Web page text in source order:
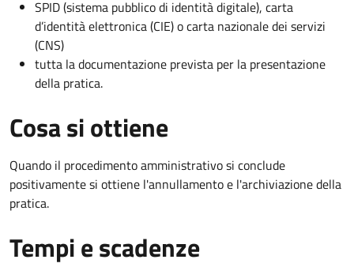
SPID (sistema pubblico di identità digitale), carta
d’identità elettronica (CIE) o carta nazionale dei servizi
(CNS)
tutta la documentazione prevista per la presentazione
della pratica.
Cosa si ottiene
Quando il procedimento amministrativo si conclude
positivamente si ottiene l'annullamento e l'archiviazione della
pratica.
Tempi e scadenze